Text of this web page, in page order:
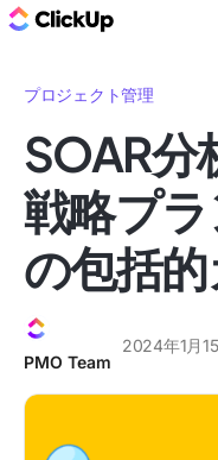
プロジェクト管理
SOAR
戦略プ
の包括
PMO Team
2024年1月